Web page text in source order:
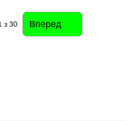
з 30 Вперед